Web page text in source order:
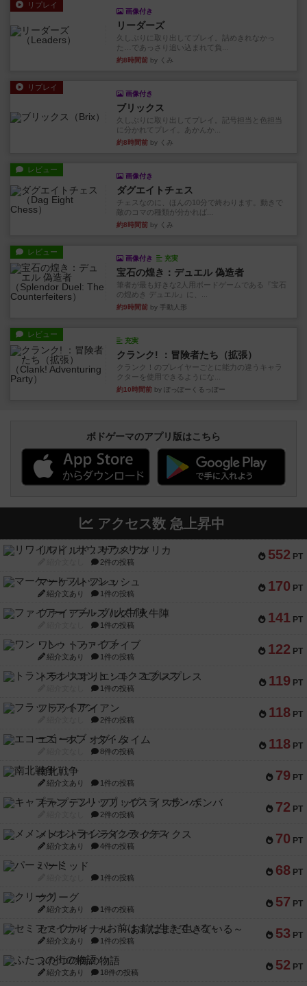
リプレイ
画像付き
リーダーズ
久しぶりに取り出してプレイ。詰めきれなかっ
た…であっさり追い込まれて負...
約8時間前 by くみ
リプレイ
画像付き
ブリックス
久しぶりに取り出してプレイ。記号担当と色担当
に分かれてプレイ。あかんか...
約8時間前 by くみ
レビュー
画像付き
ダグエイトチェス
チェスなのに、ほんの10分で終わります。動きで
敵のコマの種類が分かれば...
約8時間前 by くみ
レビュー
画像付き 充実
宝石の煌き：デュエル 偽造者
筆者が最も好きな2人用ボードゲームである『宝石
の煌めき デュエル』に、...
約9時間前 by 手動人形
レビュー
充実
クランク! ：冒険者たち（拡張）
クランク！のプレイヤーごとに能力の違うキャラ
クターを使用できるようにな...
約10時間前 by ぽっぽーくるっぽー
ボドゲーマのアプリ版はこちら
アクセス数 急上昇中
552 PT
リワイルド：サウスアメリカ
2件の投稿
170 PT
マーケットフレッシュ
紹介文あり 1件の投稿
141 PT
ファイアー・ブルズ / 火牛陣
1件の投稿
122 PT
ワン・トゥ・ファイブ
紹介文あり 1件の投稿
119 PT
トランスオリエント・エクスプレス
1件の投稿
118 PT
フラットアイアン
2件の投稿
118 PT
エコーズ・オブ・タイム
8件の投稿
79 PT
南北戦争
紹介文あり 1件の投稿
72 PT
キャプテン・フリップ：イスラ・ボンバ
2件の投稿
70 PT
メメントオンラインタクティクス
紹介文あり 4件の投稿
68 PT
パーミッド
1件の投稿
57 PT
クリーグ
紹介文あり 1件の投稿
53 PT
セミファイナル ～お前はまだ生きている～
紹介文あり 1件の投稿
52 PT
ふたつの街の物語
紹介文あり 18件の投稿